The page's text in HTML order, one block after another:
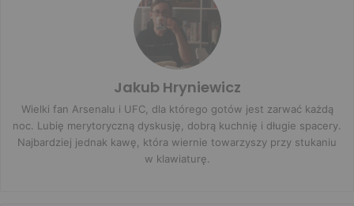
Jakub Hryniewicz
Wielki fan Arsenalu i UFC, dla którego gotów jest zarwać każdą
noc. Lubię merytoryczną dyskusję, dobrą kuchnię i długie spacery.
Najbardziej jednak kawę, która wiernie towarzyszy przy stukaniu
w klawiaturę.